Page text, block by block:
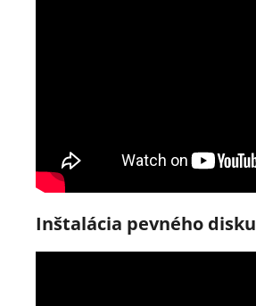
Inštalácia pevného disku